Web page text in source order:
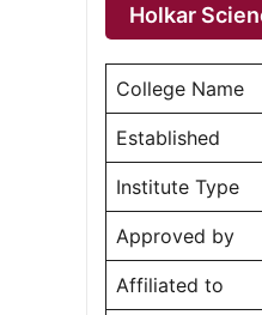
Holkar
College Name
Established
Institute Type
Approved by
Affiliated to